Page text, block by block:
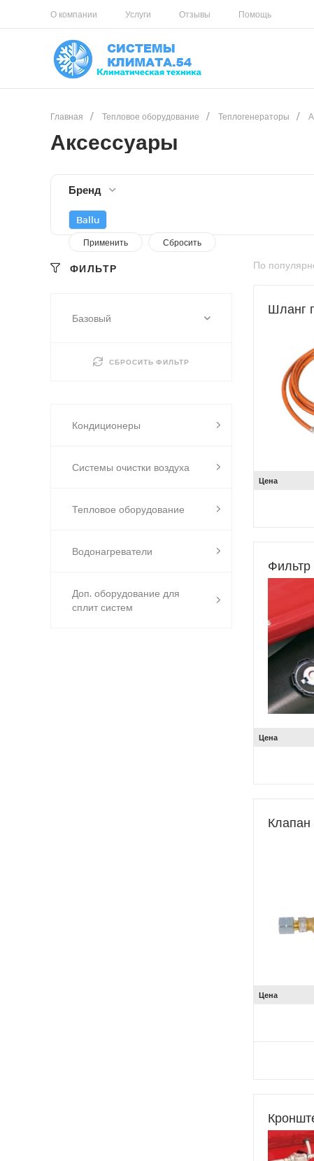
О компании Услуги Отзывы Помощь
Главная / Тепловое оборудование / Теплогенераторы /
Аксессуары
Бренд
Ballu
ФИЛЬТР
Базовый
СБРОСИТЬ ФИЛЬТР
Кондиционеры
Системы очистки воздуха
Тепловое оборудование
Водонагреватели
Доп. оборудование для
сплит систем
По
Шланг
Цена
Цена
Цена